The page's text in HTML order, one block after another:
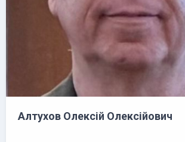
Алтухов Олексій Олексійович